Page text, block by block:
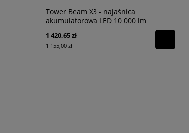
Tower Beam X3 - najaśnica
akumulatorowa LED 10 000 lm
1 420,65 zł
1 155,00 zł